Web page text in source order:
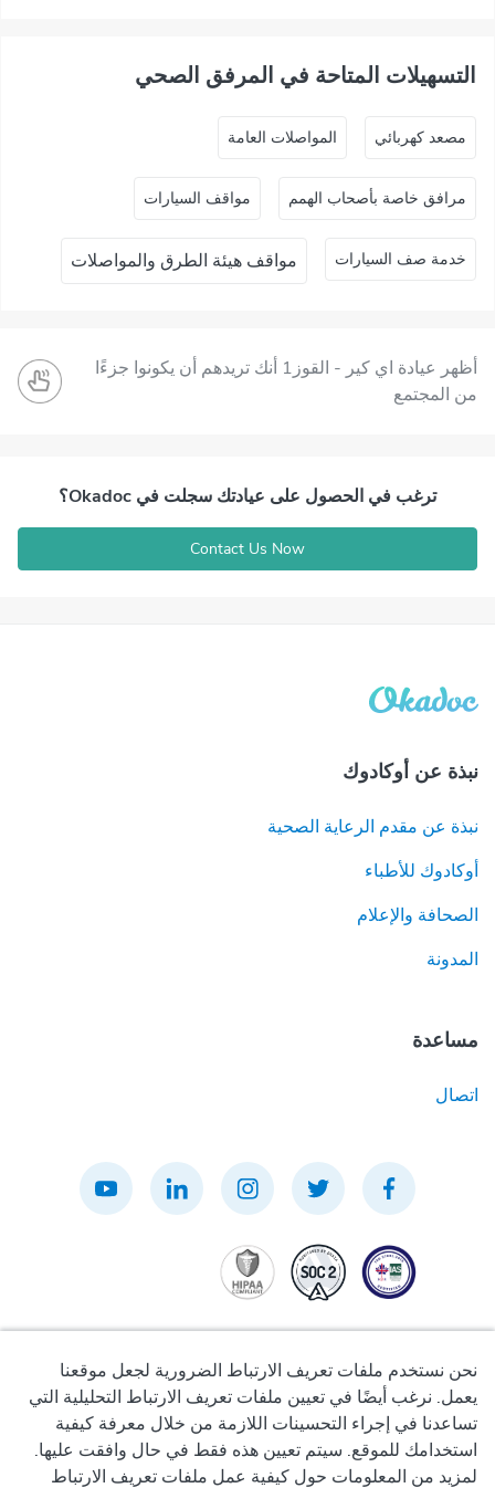
التسهيلات المتاحة في المرفق الصحي
ﻣﺼﻌﺪ ﻛﻬﺮﺑﺎﺋﻲ المواصلات العامة
مرافق خاصة بأصحاب الهمم مواقف السيارات
خدمة صف السيارات مواقف هيئة الطرق والمواصلات
أظهر عيادة اي كير - القوز1 أنك تريدهم أن يكونوا جزءًا
من المجتمع
ترغب في الحصول على عيادتك سجلت في Okadoc؟
Contact Us Now
نبذة عن أوكادوك
نبذة عن مقدم الرعاية الصحية
أوكادوك للأطباء
الصحافة والإعلام
المدونة
مساعدة
اتصال
سياسة الخصوصية
نحن نستخدم ملفات تعريف الارتباط الضرورية لجعل موقعنا
يعمل. نرغب أيضًا في تعيين ملفات تعريف الارتباط التحليلية التي
تساعدنا في إجراء التحسينات اللازمة من خلال معرفة كيفية
استخدامك للموقع. سيتم تعيين هذه فقط في حال وافقت عليها.
لمزيد من المعلومات حول كيفية عمل ملفات تعريف الارتباط